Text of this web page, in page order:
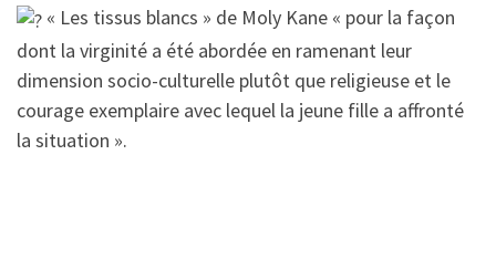
« Les tissus blancs » de Moly Kane « pour la façon
dont la virginité a été abordée en ramenant leur
dimension socio-culturelle plutôt que religieuse et le
courage exemplaire avec lequel la jeune fille a affronté
la situation ».